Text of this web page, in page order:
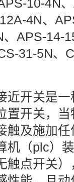
10-4N
4N、
、APS-14-
31-5N、
近开关是
置开关，
触及施加
机（plc）
触点开关